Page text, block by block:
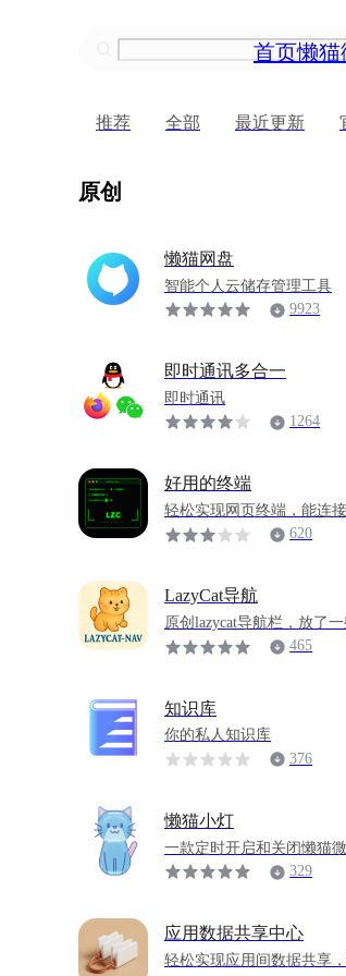
首页懒猫
推荐 全部 最近更新
原创
懒猫网盘
智能个人云储存管理工具
9923
即时通讯多合一
即时通讯
1264
好用的终端
轻松实现网页终端，能连
Unix环境。
620
LazyCat导航
原创lazycat导航栏，放了
根据动态获取微服名称
465
知识库
你的私人知识库
376
懒猫小灯
一款定时开启和关闭懒猫
329
应用数据共享中心
轻松实现应用间数据共享